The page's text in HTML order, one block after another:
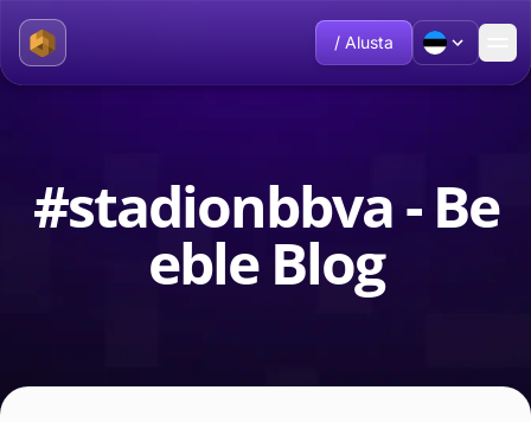
/ Alusta
#stadionbbva - Be
eble Blog